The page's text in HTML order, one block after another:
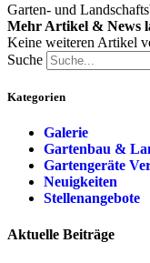
Garten- und
Mehr Artikel & News
Keine weiteren Artikel
Suche
Kategorien
Galerie
Gartenbau &
Gartengeräte
Neuigkeiten
Stellenangebote
Aktuelle Beiträge